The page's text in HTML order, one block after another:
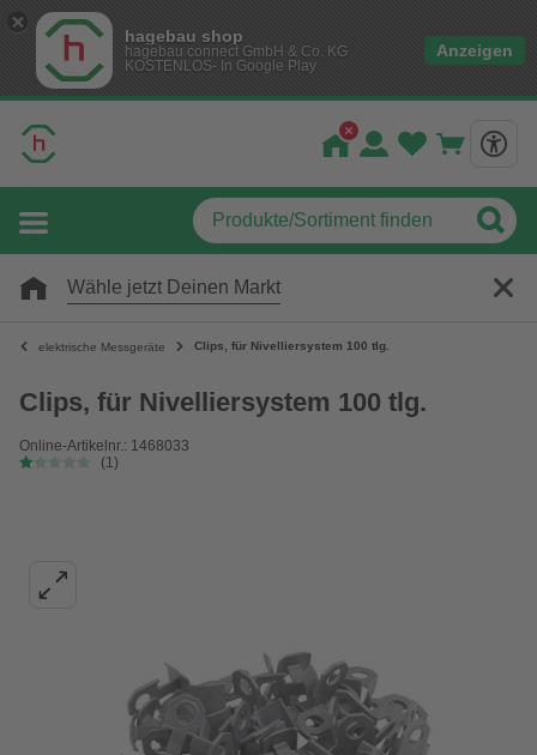
hagebau shop
hagebau connect GmbH & Co. KG
KOSTENLOS- In Google Play
Anzeigen
Wähle jetzt Deinen Markt
elektrische Messgeräte Clips, für Nivelliersystem 100 tlg.
Clips, für Nivelliersystem 100 tlg.
Online-Artikelnr.: 1468033
(1)